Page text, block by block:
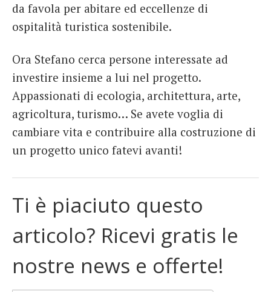
da favola per abitare ed eccellenze di
ospitalità turistica sostenibile.
Ora Stefano cerca persone interessate ad
investire insieme a lui nel progetto.
Appassionati di ecologia, architettura, arte,
agricoltura, turismo… Se avete voglia di
cambiare vita e contribuire alla costruzione di
un progetto unico fatevi avanti!
Ti è piaciuto questo
articolo? Ricevi gratis le
nostre news e offerte!